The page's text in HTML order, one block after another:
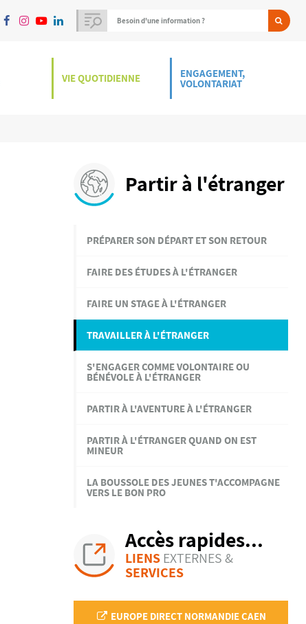
VIE QUOTIDIENNE ENGAGEMENT,
VOLONTARIAT
Partir à l'étranger
PRÉPARER SON DÉPART ET SON RETOUR
FAIRE DES ÉTUDES À L'ÉTRANGER
FAIRE UN STAGE À L'ÉTRANGER
TRAVAILLER À L'ÉTRANGER
S'ENGAGER COMME VOLONTAIRE OU
BÉNÉVOLE À L'ÉTRANGER
PARTIR À L'AVENTURE À L'ÉTRANGER
PARTIR À L'ÉTRANGER QUAND ON EST
MINEUR
LA BOUSSOLE DES JEUNES T'ACCOMPAGNE
VERS LE BON PRO
Accès rapides...
LIENS EXTERNES &
SERVICES
EUROPE DIRECT NORMANDIE CAEN